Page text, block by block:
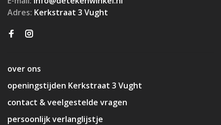
Adres: Kerkstraat 3 Vught
over ons
openingstijden Kerkstraat 3 Vught
contact & veelgestelde vragen
persoonlijk verlanglijstje